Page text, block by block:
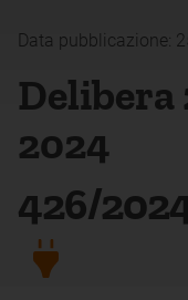
Data pubblicazione:
Delibera
2024
426/